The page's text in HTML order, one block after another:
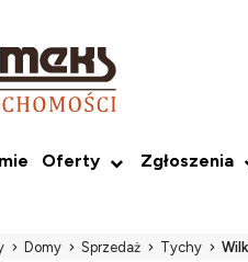
Oferty Zgłoszenia
Domy Sprzedaż Tychy